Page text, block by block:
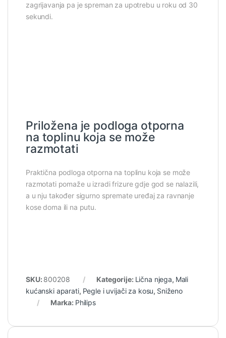
zagrijavanja pa je spreman za upotrebu u roku od 30
sekundi.
Priložena je podloga otporna
na toplinu koja se može
razmotati
Praktična podloga otporna na toplinu koja se može
razmotati pomaže u izradi frizure gdje god se nalazili,
a u nju također sigurno spremate uređaj za ravnanje
kose doma ili na putu.
SKU: 800208 Kategorije: Lična njega, Mali
kućanski aparati, Pegle i uvijači za kosu, Sniženo
Marka: Philips